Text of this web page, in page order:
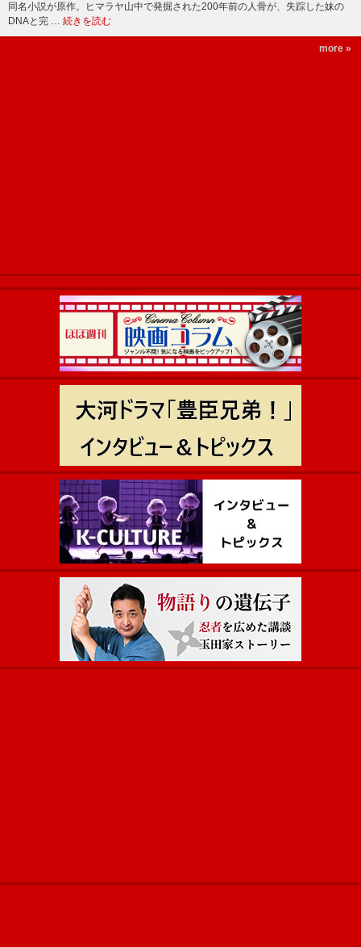
同名小説が原作。ヒマラヤ山中で発掘された200年前の人骨が、失踪した妹の
DNAと完 … 続きを読む
more »